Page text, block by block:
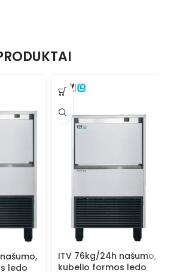
ledo
ITV 76kg/24h našumo,
kubelio formos ledo